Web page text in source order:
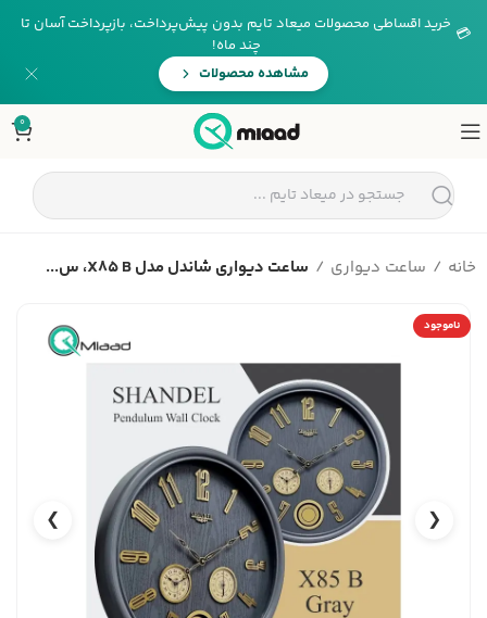
💳 خرید اقساطی محصولات میعاد تایم بدون پیش‌پرداخت، بازپرداخت آسان تا
چند ماه!
مشاهده محصولات
0
خانه ساعت دیواری ساعت دیواری شاندل مدل X85 B، س...
ناموجود
❮
❯